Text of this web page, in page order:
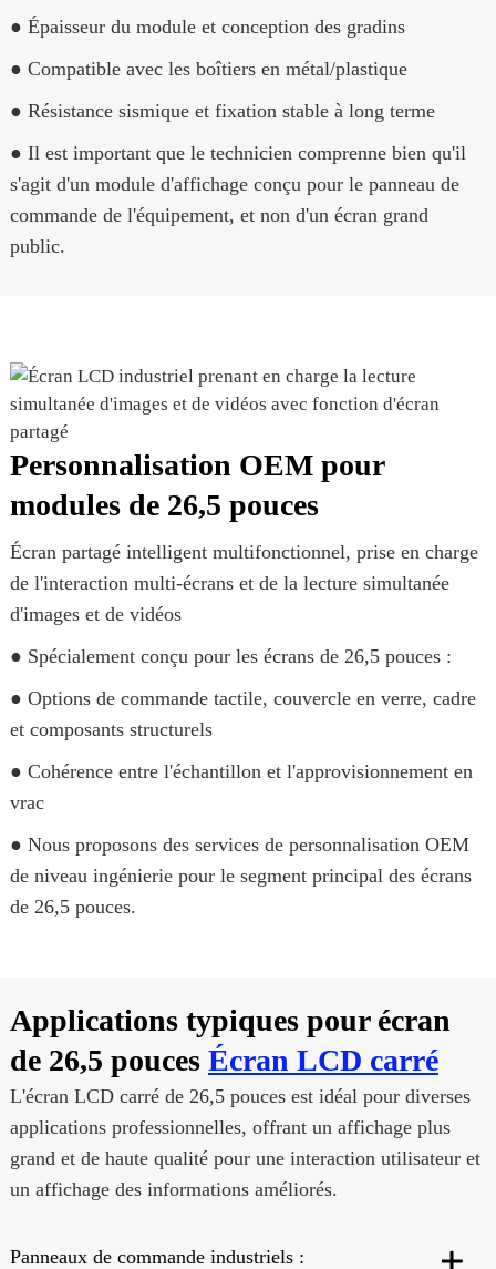
● Épaisseur du module et conception des gradins
● Compatible avec les boîtiers en métal/plastique
● Résistance sismique et fixation stable à long terme
● Il est important que le technicien comprenne bien qu'il
s'agit d'un module d'affichage conçu pour le panneau de
commande de l'équipement, et non d'un écran grand
public.
Personnalisation OEM pour
modules de 26,5 pouces
Écran partagé intelligent multifonctionnel, prise en charge
de l'interaction multi-écrans et de la lecture simultanée
d'images et de vidéos
● Spécialement conçu pour les écrans de 26,5 pouces :
● Options de commande tactile, couvercle en verre, cadre
et composants structurels
● Cohérence entre l'échantillon et l'approvisionnement en
vrac
● Nous proposons des services de personnalisation OEM
de niveau ingénierie pour le segment principal des écrans
de 26,5 pouces.
Applications typiques pour écran
de 26,5 pouces Écran LCD carré
L'écran LCD carré de 26,5 pouces est idéal pour diverses
applications professionnelles, offrant un affichage plus
grand et de haute qualité pour une interaction utilisateur et
un affichage des informations améliorés.
Panneaux de commande industriels :